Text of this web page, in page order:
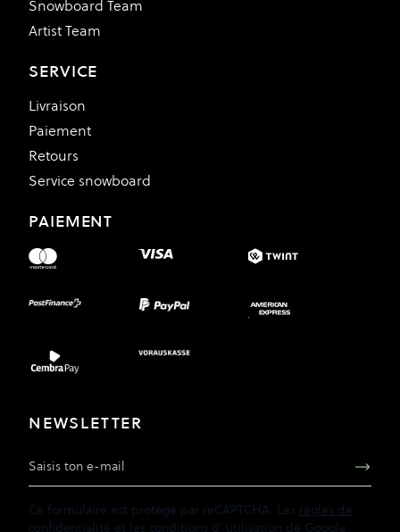
Snowboard Team
Artist Team
SERVICE
Livraison
Paiement
Retours
Service snowboard
PAIEMENT
NEWSLETTER
Adresse e-mail
Ce formulaire est protégé par reCAPTCHA. Les règles de
confidentialité et les conditions d' utilisation de Google